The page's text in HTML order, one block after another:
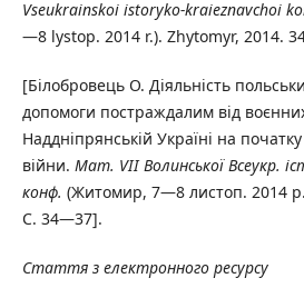
Vseukrainskoi istoryko-kraieznavchoi
—8 lystop. 2014 r.). Zhytomyr, 2014.
[Білобровець О. Діяльність
допомоги постраждалим від
Наддніпрянській Україні на
війни. Мат. VІІ Волинської Всеукр.
конф. (Житомир, 7—8 листоп. 2014
С. 34—37].
Стаття з електронного ресурсу